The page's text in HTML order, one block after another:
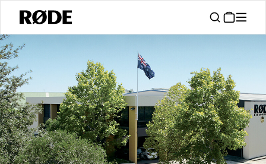
/ About RØDE